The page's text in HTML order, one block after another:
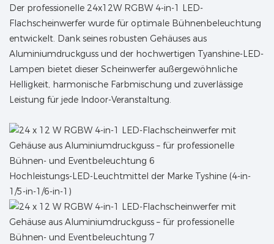
Der professionelle 24x12W RGBW 4-in-1 LED-
Flachscheinwerfer wurde für optimale Bühnenbeleuchtung
entwickelt. Dank seines robusten Gehäuses aus
Aluminiumdruckguss und der hochwertigen Tyanshine-LED-
Lampen bietet dieser Scheinwerfer außergewöhnliche
Helligkeit, harmonische Farbmischung und zuverlässige
Leistung für jede Indoor-Veranstaltung.
Hochleistungs-LED-Leuchtmittel der Marke Tyshine (4-in-
1/5-in-1/6-in-1)